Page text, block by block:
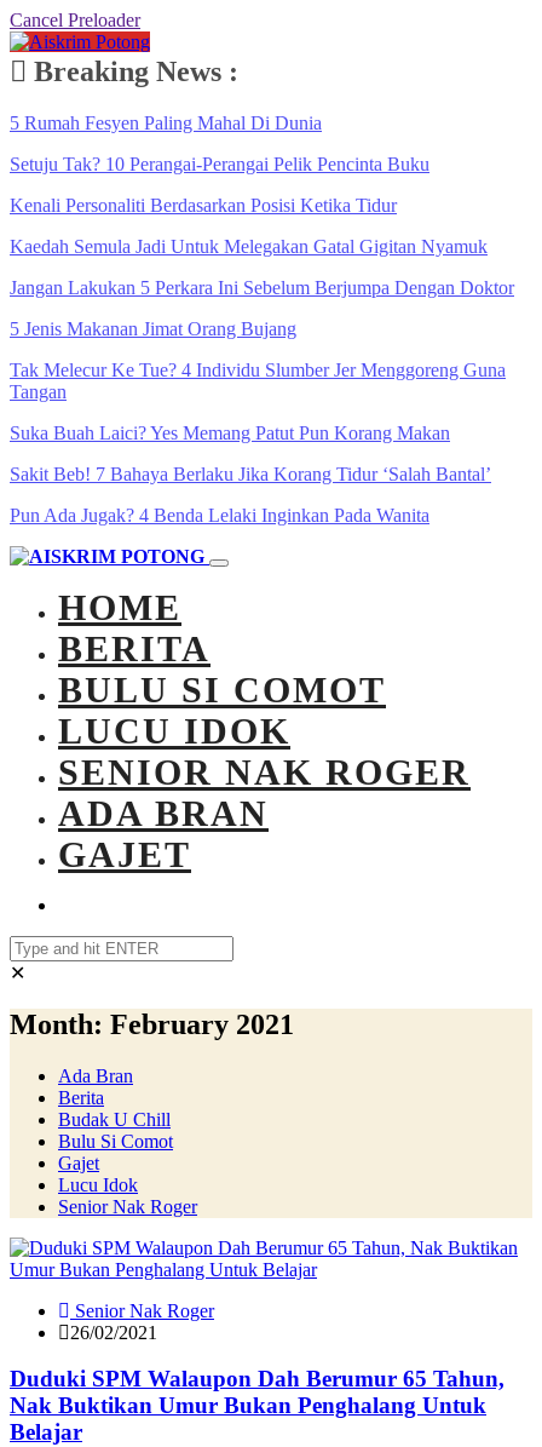
Cancel Preloader
Breaking News :
5 Rumah Fesyen Paling Mahal Di Dunia
Setuju Tak? 10 Perangai-Perangai Pelik Pencinta Buku
Kenali Personaliti Berdasarkan Posisi Ketika Tidur
Kaedah Semula Jadi Untuk Melegakan Gatal Gigitan Nyamuk
Jangan Lakukan 5 Perkara Ini Sebelum Berjumpa Dengan Doktor
5 Jenis Makanan Jimat Orang Bujang
Tak Melecur Ke Tue? 4 Individu Slumber Jer Menggoreng Guna
Tangan
Suka Buah Laici? Yes Memang Patut Pun Korang Makan
Sakit Beb! 7 Bahaya Berlaku Jika Korang Tidur ‘Salah Bantal’
Pun Ada Jugak? 4 Benda Lelaki Inginkan Pada Wanita
HOME
BERITA
BULU SI COMOT
LUCU IDOK
SENIOR NAK ROGER
ADA BRAN
GAJET
✕
Month: February 2021
Ada Bran
Berita
Budak U Chill
Bulu Si Comot
Gajet
Lucu Idok
Senior Nak Roger
Senior Nak Roger
26/02/2021
Duduki SPM Walaupon Dah Berumur 65 Tahun,
Nak Buktikan Umur Bukan Penghalang Untuk
Belajar